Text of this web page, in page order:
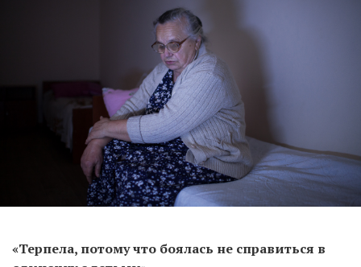
«Терпела, потому что боялась не справиться в